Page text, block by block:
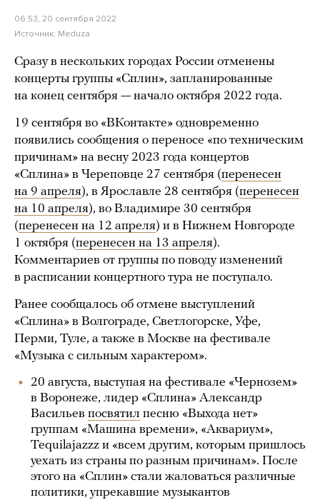
06:53, 20 сентября 2022
Источник: Meduza
Сразу в нескольких городах России отменены
концерты группы «Сплин», запланированные
на конец сентября — начало октября 2022 года.
19 сентября во «ВКонтакте» одновременно
появились сообщения о переносе «по техническим
причинам» на весну 2023 года концертов
«Сплина» в Череповце 27 сентября (перенесен
на 9 апреля), в Ярославле 28 сентября (перенесен
на 10 апреля), во Владимире 30 сентября
(перенесен на 12 апреля) и в Нижнем Новгороде
1 октября (перенесен на 13 апреля).
Комментариев от группы по поводу изменений
в расписании концертного тура не поступало.
Ранее сообщалось об отмене выступлений
«Сплина» в Волгограде, Светлогорске, Уфе,
Перми, Туле, а также в Москве на фестивале
«Музыка с сильным характером».
20 августа, выступая на фестивале «Чернозем»
в Воронеже, лидер «Сплина» Александр
Васильев посвятил песню «Выхода нет»
группам «Машина времени», «Аквариум»,
Tequilajazzz и «всем другим, которым пришлось
уехать из страны по разным причинам». После
этого на «Сплин» стали жаловаться различные
политики, упрекавшие музыкантов